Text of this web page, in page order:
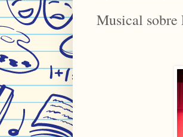
Musical sobre